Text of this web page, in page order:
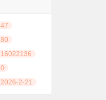
47
80
16022136
0
2026-2-21